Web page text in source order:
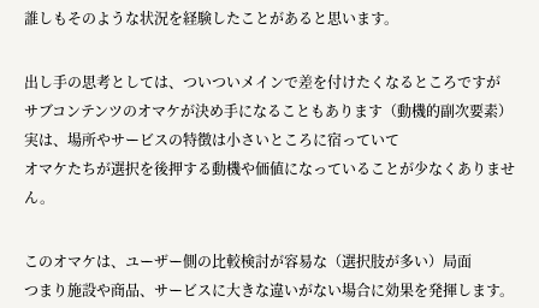
誰しもそのような状況を経験したことがあると思います。
出し手の思考としては、ついついメインで差を付けたくなるところですが
サブコンテンツのオマケが決め手になることもあります（動機的副次要素）
実は、場所やサービスの特徴は小さいところに宿っていて
オマケたちが選択を後押する動機や価値になっていることが少なくありませ
ん。
このオマケは、ユーザー側の比較検討が容易な（選択肢が多い）局面
つまり施設や商品、サービスに大きな違いがない場合に効果を発揮します。